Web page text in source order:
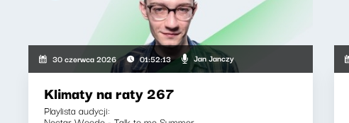
30 czerwca 2026 01:52:13 Jan Janczy
Klimaty na raty 267
Playlista audycji: